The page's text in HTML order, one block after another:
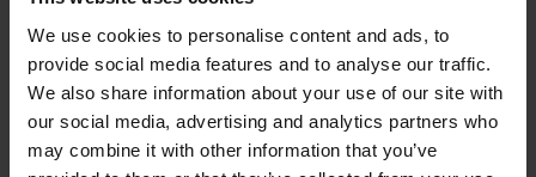
We use cookies to personalise content and ads, to
provide social media features and to analyse our traffic.
We also share information about your use of our site with
our social media, advertising and analytics partners who
may combine it with other information that you’ve
NORDIC LIGHTING
Palizzo 33cm bordslampa
224 kr
LUCIDE
Marmo 25cm bordslampa
129 kr